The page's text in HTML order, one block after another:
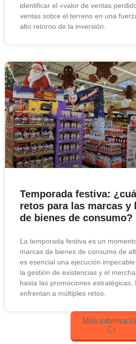
identificar el «valor de ventas
ventas sobre el terreno en una
alto retorno de la inversión.
Temporada festiva:
retos para las marcas
de bienes de consumo?
La temporada festiva es un
marcas de bienes de consumo de
es esencial una ejecución
la gestión de existencias y el
hasta las promociones estratégicas,
enfrentan a múltiples retos.
Más